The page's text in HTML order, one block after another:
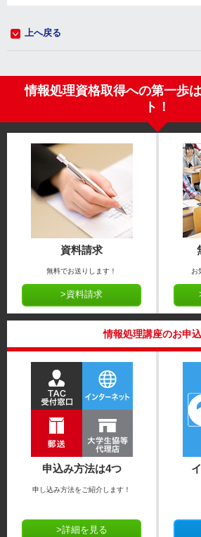
上へ戻る
情報処理資格取得への第一歩
ト！
資料請求
無料でお送りします！
>資料請求
お
情報処理講座のお申
申込み方法は4つ
申し込み方法をご紹介します！
>詳細を見る